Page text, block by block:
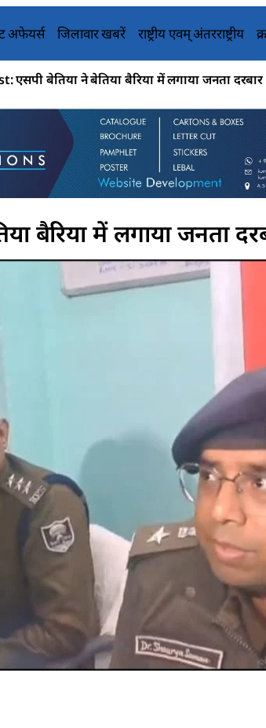
अफेयर्स जिलावार खबरें राष्ट्रीय एवम् अंतरराष्ट्रीय
एसपी बेतिया ने बेतिया बैरिया में लगाया जनता दरबार
बैरिया में लगाया जनता